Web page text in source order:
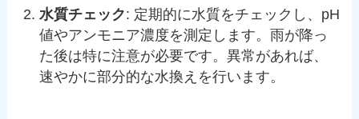
水質チェック: 定期的に水質をチェックし、pH
値やアンモニア濃度を測定します。雨が降っ
た後は特に注意が必要です。異常があれば、
速やかに部分的な水換えを行います。